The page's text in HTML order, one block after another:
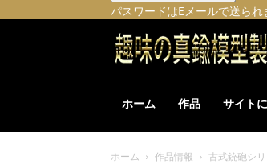
パスワードはEメールで送られ
ホーム 作品 サイト
ホーム 作品情報 古式銃砲シ